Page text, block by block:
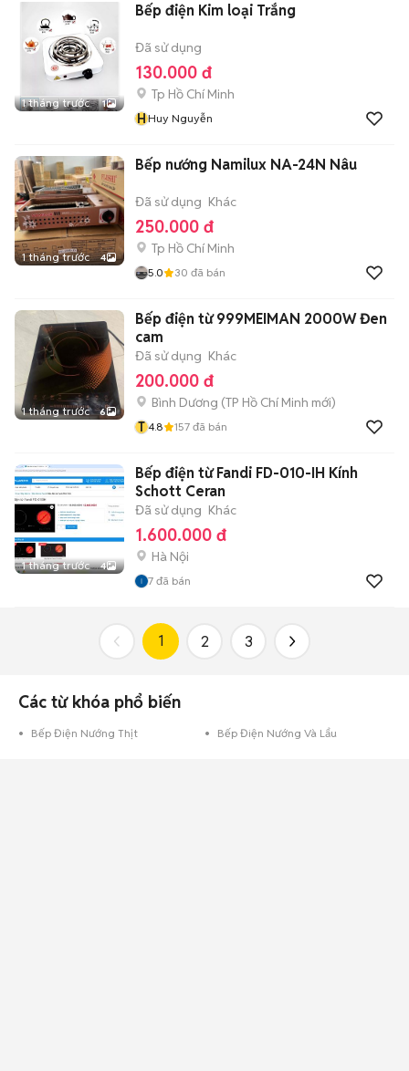
1 tháng trước 1
Bếp điện Kim loại Trắng
Đã sử dụng
130.000 đ
Tp Hồ Chí Minh
HHuy Nguyễn
1 tháng trước 4
Bếp nướng Namilux NA-24N Nâu
Đã sử dụng Khác
250.000 đ
Tp Hồ Chí Minh
5.0 30 đã bán
1 tháng trước 6
Bếp điện từ 999MEIMAN 2000W Đen
cam
Đã sử dụng Khác
200.000 đ
Bình Dương (TP Hồ Chí Minh mới)
T 4.8 157 đã bán
1 tháng trước 4
Bếp điện từ Fandi FD-010-IH Kính
Schott Ceran
Đã sử dụng Khác
1.600.000 đ
Hà Nội
7 đã bán
1 2 3
Các từ khóa phổ biến
Bếp Điện Nướng Thịt Bếp Điện Nướng Và Lẩu